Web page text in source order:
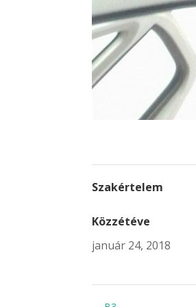
Szakértelem
Közzétéve
január 24, 2018